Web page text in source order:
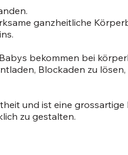
ganzheitliche
bekommen bei
Blockaden zu
und ist eine grossartige
zu gestalten.